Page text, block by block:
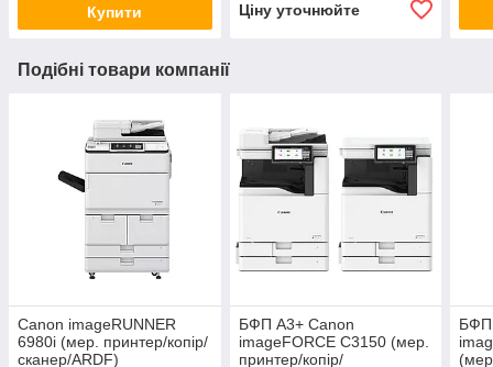
Купити Ціну уточнюйте
Подібні товари компанії
Canon imageRUNNER
6980i (мер. принтер/копір/
сканер/ARDF)
БФП А3+ Canon
imageFORCE C3150 (мер.
принтер/копір/
БФП